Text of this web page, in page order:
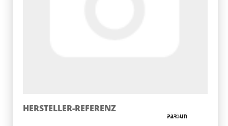
HERSTELLER-REFERENZ